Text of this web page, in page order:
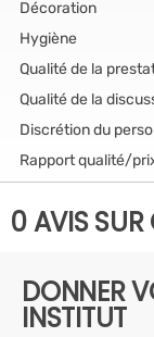
Décoration
Hygiène
Qualité de la
Qualité de la
Discrétion du
Rapport qualité/
0 AVIS SUR
DONNER
INSTITUT